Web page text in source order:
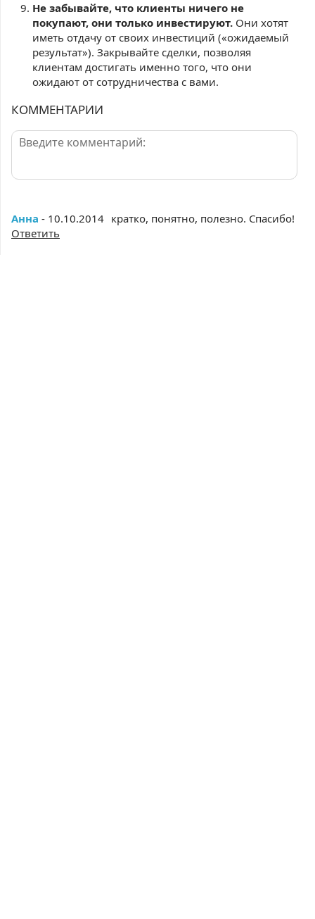
Не забывайте, что клиенты ничего не
покупают, они только инвестируют. Они хотят
иметь отдачу от своих инвестиций («ожидаемый
результат»). Закрывайте сделки, позволяя
клиентам достигать именно того, что они
ожидают от сотрудничества с вами.
КОММЕНТАРИИ
Анна - 10.10.2014 кратко, понятно, полезно. Спасибо!
Ответить